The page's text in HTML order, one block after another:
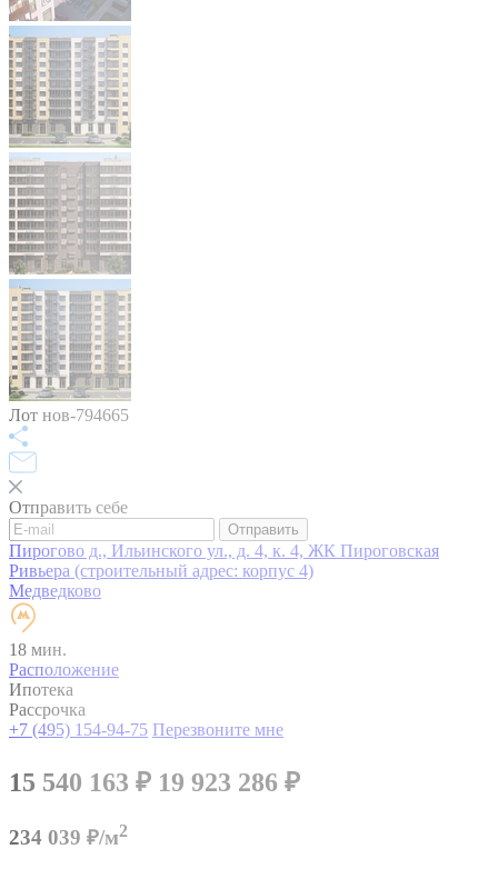
Лот нов-794665
Отправить себе
Отправить
Пирогово д., Ильинского ул., д. 4, к. 4, ЖК Пироговская
Ривьера (строительный адрес: корпус 4)
Медведково
18 мин.
Расположение
Ипотека
Рассрочка
+7 (495) 154-94-75 Перезвоните мне
15 540 163 ₽ 19 923 286 ₽
234 039 ₽/м2